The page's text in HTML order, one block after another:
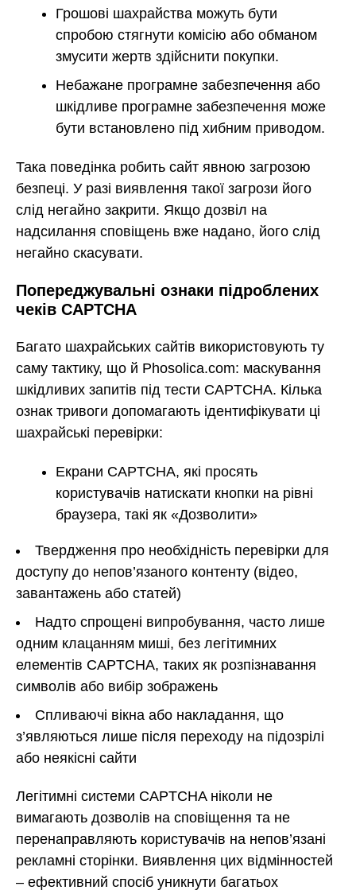
Грошові шахрайства можуть бути
спробою стягнути комісію або обманом
змусити жертв здійснити покупки.
Небажане програмне забезпечення або
шкідливе програмне забезпечення може
бути встановлено під хибним приводом.
Така поведінка робить сайт явною загрозою
безпеці. У разі виявлення такої загрози його
слід негайно закрити. Якщо дозвіл на
надсилання сповіщень вже надано, його слід
негайно скасувати.
Попереджувальні ознаки підроблених
чеків CAPTCHA
Багато шахрайських сайтів використовують ту
саму тактику, що й Phosolica.com: маскування
шкідливих запитів під тести CAPTCHA. Кілька
ознак тривоги допомагають ідентифікувати ці
шахрайські перевірки:
Екрани CAPTCHA, які просять
користувачів натискати кнопки на рівні
браузера, такі як «Дозволити»
Твердження про необхідність перевірки для
доступу до непов’язаного контенту (відео,
завантажень або статей)
Надто спрощені випробування, часто лише
одним клацанням миші, без легітимних
елементів CAPTCHA, таких як розпізнавання
символів або вибір зображень
Спливаючі вікна або накладання, що
з’являються лише після переходу на підозрілі
або неякісні сайти
Легітимні системи CAPTCHA ніколи не
вимагають дозволів на сповіщення та не
перенаправляють користувачів на непов’язані
рекламні сторінки. Виявлення цих відмінностей
– ефективний спосіб уникнути багатьох